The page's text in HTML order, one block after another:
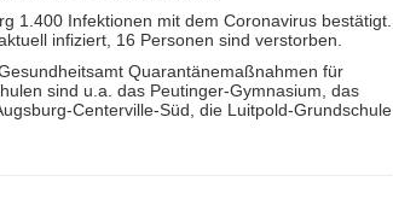
1.400 Infektionen mit dem Coronavirus bestätigt.
infiziert, 16 Personen sind verstorben.
Quarantänemaßnahmen für
sind u.a. das Peutinger-Gymnasium, das
Centerville-Süd, die Luitpold-Grundschule